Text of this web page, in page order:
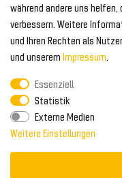
während andere uns helfen,
verbessern. Weitere
und Ihren Rechten als
und unserem Impressum.
Essenziell
Statistik
Externe Medien
Weitere Einstellungen
WELTWEITER VERSAND